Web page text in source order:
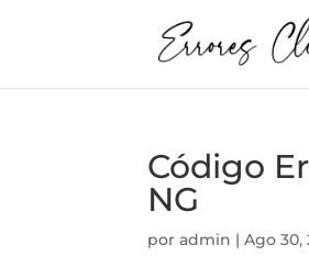
Código
NG
poradmin |Ago 30,